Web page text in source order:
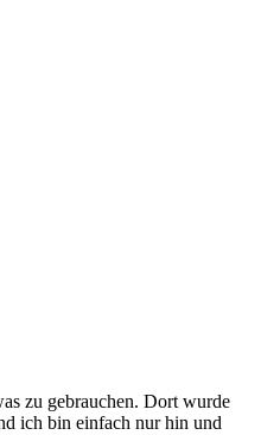
zu gebrauchen. Dort wurde
ich bin einfach nur hin und